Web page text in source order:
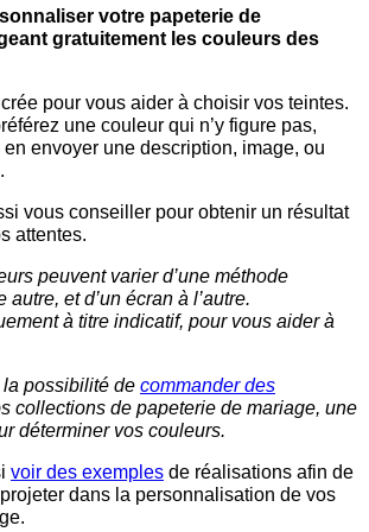
votre papeterie de
gratuitement les couleurs des
pour vous aider à choisir vos teintes.
une couleur qui n’y figure pas,
envoyer une description, image, ou
vous conseiller pour obtenir un résultat
attentes.
peuvent varier d’une méthode
autre, et d’un écran à l’autre.
à titre indicatif, pour vous aider à
possibilité de commander des
collections de papeterie de mariage, une
déterminer vos couleurs.
voir des exemples de réalisations afin de
dans la personnalisation de vos